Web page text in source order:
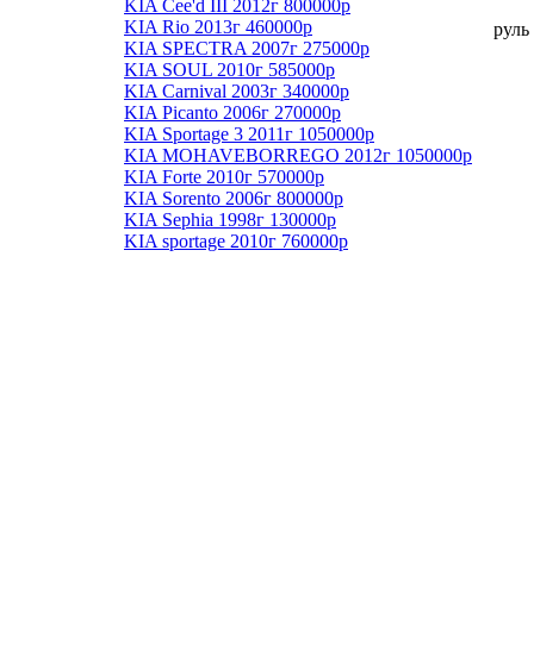
KIA Cee'd III 2012г 800000р
KIA Rio 2013г 460000р
KIA SPECTRA 2007г 275000р
KIA SOUL 2010г 585000р
KIA Carnival 2003г 340000р
KIA Picanto 2006г 270000р
KIA Sportage 3 2011г 1050000р
KIA MOHAVEBORREGO 2012г 1050000р
KIA Forte 2010г 570000р
KIA Sorento 2006г 800000р
KIA Sephia 1998г 130000р
KIA sportage 2010г 760000р
руль